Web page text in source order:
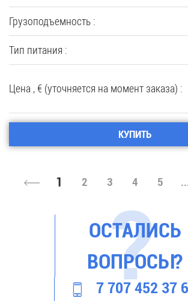
Грузоподъемность :
Тип питания :
Цена , € (уточняется на момент заказа) :
КУПИТЬ
1 2 3 4 5
ОСТАЛИСЬ
ВОПРОСЫ?
7 707 452 37